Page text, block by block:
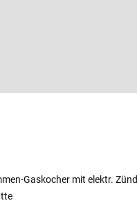
Gaskocher mit elektr.